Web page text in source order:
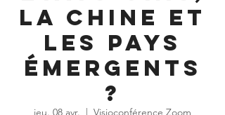
la Chine et
les pays
émergents
?
jeu. 08 avr.
  |
Visioconférence Zoom